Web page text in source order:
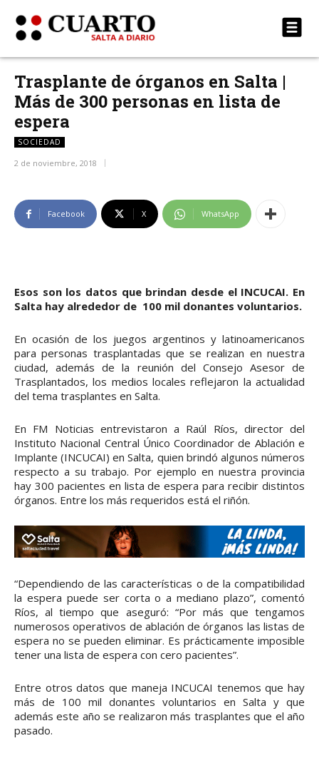
Trasplante de órganos en Salta |
Más de 300 personas en lista de
espera
SOCIEDAD
2 de noviembre, 2018
Facebook X WhatsApp
Esos son los datos que brindan desde el INCUCAI. En
Salta hay alrededor de 100 mil donantes voluntarios.
En ocasión de los juegos argentinos y latinoamericanos
para personas trasplantadas que se realizan en nuestra
ciudad, además de la reunión del Consejo Asesor de
Trasplantados, los medios locales reflejaron la actualidad
del tema trasplantes en Salta.
En FM Noticias entrevistaron a Raúl Ríos, director del
Instituto Nacional Central Único Coordinador de Ablación e
Implante (INCUCAI) en Salta, quien brindó algunos números
respecto a su trabajo. Por ejemplo en nuestra provincia
hay 300 pacientes en lista de espera para recibir distintos
órganos. Entre los más requeridos está el riñón.
“Dependiendo de las características o de la compatibilidad
la espera puede ser corta o a mediano plazo”, comentó
Ríos, al tiempo que aseguró: “Por más que tengamos
numerosos operativos de ablación de órganos las listas de
espera no se pueden eliminar. Es prácticamente imposible
tener una lista de espera con cero pacientes”.
Entre otros datos que maneja INCUCAI tenemos que hay
más de 100 mil donantes voluntarios en Salta y que
además este año se realizaron más trasplantes que el año
pasado.